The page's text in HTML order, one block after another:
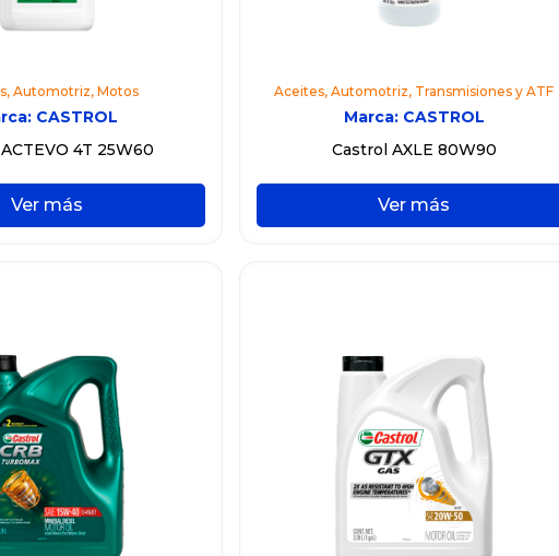
, Automotriz, Motos
CASTROL
4T 25W60
Ver más
Aceites,Automotriz, Transmisiones y ATF
Marca: CASTROL
Castrol AXLE 80W90
Ver más